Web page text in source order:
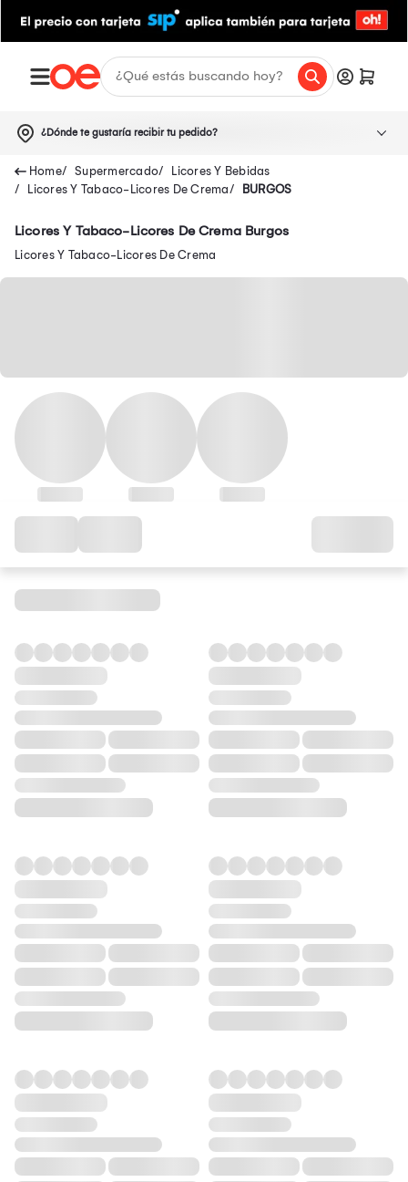
¿Dónde te gustaría recibir tu pedido?
Supermercado
Licores Y Bebidas
Licores Y Tabaco-Licores De Crema
BURGOS
Licores Y Tabaco-Licores De Crema Burgos
Licores Y Tabaco-Licores De Crema